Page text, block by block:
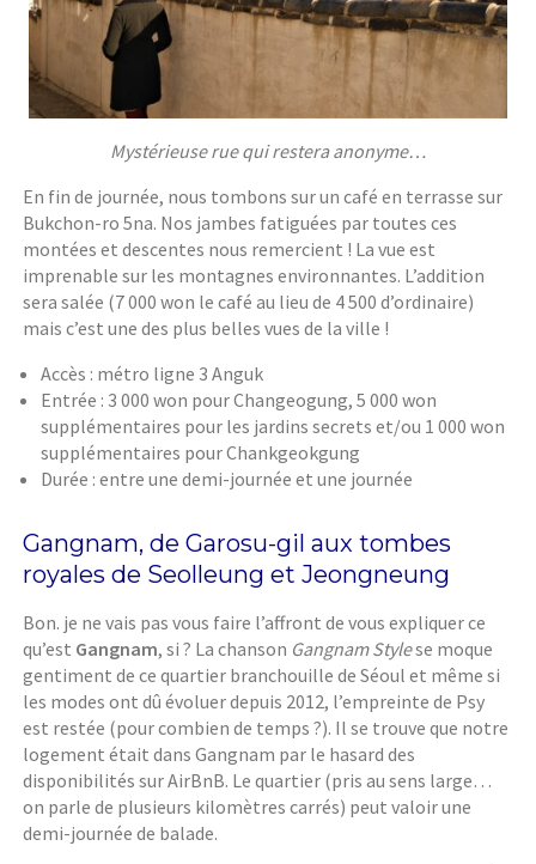
Mystérieuse rue qui restera anonyme…
En fin de journée, nous tombons sur un café en terrasse sur
Bukchon-ro 5na. Nos jambes fatiguées par toutes ces
montées et descentes nous remercient ! La vue est
imprenable sur les montagnes environnantes. L’addition
sera salée (7 000 won le café au lieu de 4 500 d’ordinaire)
mais c’est une des plus belles vues de la ville !
Accès : métro ligne 3 Anguk
Entrée : 3 000 won pour Changeogung, 5 000 won
supplémentaires pour les jardins secrets et/ou 1 000 won
supplémentaires pour Chankgeokgung
Durée : entre une demi-journée et une journée
Gangnam, de Garosu-gil aux tombes
royales de Seolleung et Jeongneung
Bon. je ne vais pas vous faire l’affront de vous expliquer ce
qu’est Gangnam, si ? La chanson Gangnam Stylese moque
gentiment de ce quartier branchouille de Séoul et même si
les modes ont dû évoluer depuis 2012, l’empreinte de Psy
est restée (pour combien de temps ?). Il se trouve que notre
logement était dans Gangnam par le hasard des
disponibilités sur AirBnB. Le quartier (pris au sens large…
on parle de plusieurs kilomètres carrés) peut valoir une
demi-journée de balade.